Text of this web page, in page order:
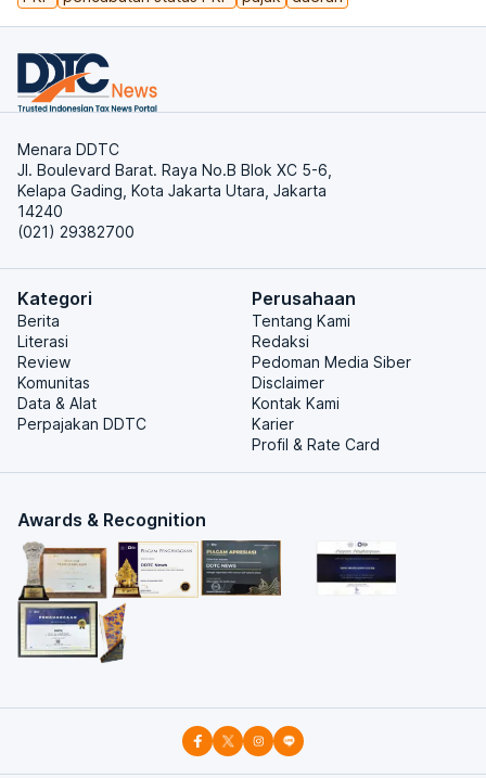
Menara DDTC
Jl. Boulevard Barat. Raya No.B Blok XC 5-6,
Kelapa Gading, Kota Jakarta Utara, Jakarta
14240
(021) 29382700
Kategori
Berita
Literasi
Review
Komunitas
Data & Alat
Perpajakan DDTC
Perusahaan
Tentang Kami
Redaksi
Pedoman Media Siber
Disclaimer
Kontak Kami
Karier
Profil & Rate Card
Awards & Recognition